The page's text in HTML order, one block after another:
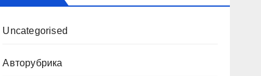
Uncategorised
Авторубрика